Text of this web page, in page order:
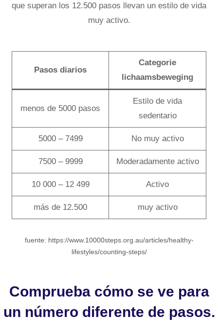
que superan los 12.500 pasos llevan un estilo de vida
muy activo.
Pasos diarios
Categorie
lichaamsbeweging
menos de 5000 pasos
Estilo de vida
sedentario
5000 – 7499 No muy activo
7500 – 9999 Moderadamente activo
10 000 – 12 499 Activo
más de 12.500 muy activo
fuente: https://www.10000steps.org.au/articles/healthy-
lifestyles/counting-steps/
Comprueba cómo se ve para
un número diferente de pasos.